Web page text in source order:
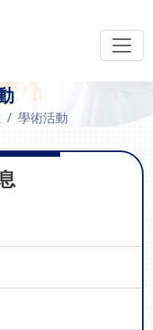
學術活動